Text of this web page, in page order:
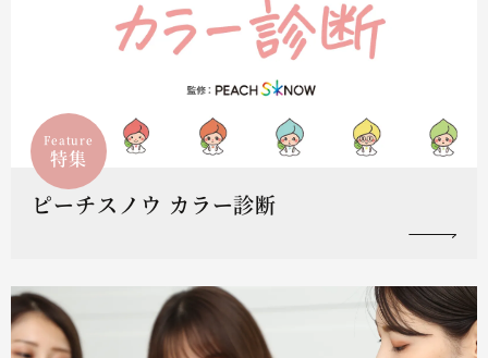
Feature
特集
ピーチスノウ カラー診断